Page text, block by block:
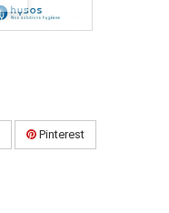
Pinterest